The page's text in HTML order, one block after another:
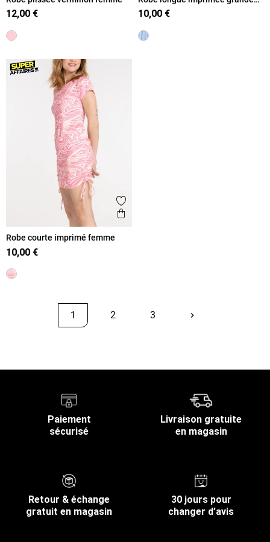
12,00 €
taille femme
10,00 €
Ajouter aux favoris
Aperçu rapide
Robe courte imprimé femme
10,00 €
1 2 3 keyboard_arrow_rightSuivant
Paiement
sécurisé
Livraison gratuite
en magasin
Retour & échange
gratuit en magasin
30 jours pour
changer d’avis